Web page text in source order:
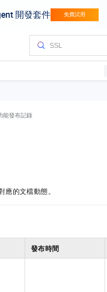
能發布記錄
應的文檔動態。
發布時間